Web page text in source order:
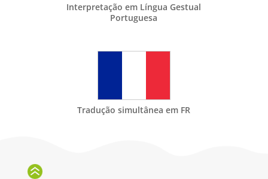
Interpretação em Língua Gestual
Portuguesa
Tradução simultânea em FR